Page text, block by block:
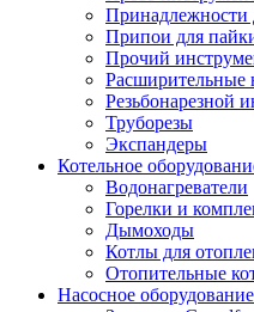
Принадлежности
Припои для
Прочий
Расширительные
Резьбонарезной
Труборезы
Экспандеры
Котельное
Водонагреватели
Горелки и
Дымоходы
Котлы для
Отопительные
Насосное